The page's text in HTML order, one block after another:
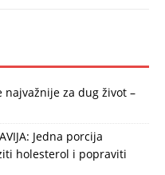
za dug život –
Jedna porcija
holesterol i popraviti